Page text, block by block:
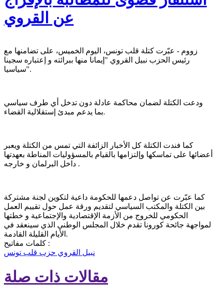
عن القروي
زووم - عبّرت كتلة قلب تونس، اليوم الخميس، على تضامنها مع
رئيس الحزب نبيل القروي "إيمانا منها ببرائته و إعتباره سجينا
سياسيا".
ودعت الكتلة لضمان محاكمة عادلة دون تدخل أي طرف سياسي
بما يدعم مبدئ إستقلالية القضاء.
كما فندت الكتلة كل الأخبار الزائفة التي تمس من الكتلة ويعبر
أعضائها على تماسكها وإلتزامها بالقيام بالمسؤوليات المناطة بعهدتها
داخل البرلمان و خارجه .
كما عبّرت عن تواصل دعمها للحكومة داعية لتكوين لجنة مشتركة
بين الكتلة والمكتب السياسي لتقديم ورقة عمل حول تقييم العمل
الحكومي للخروج من الأزمة الإقتصادية والإجتماعية و خطتها
لمواجهة جائحة كورونا تقدم خلال المجلس الوطني الذي سينعقد في
الأيام القليلة القادمة.
كلمات مفاتيح :
نبيل القروي حزب قلب تونس
مقالات ذات صلة